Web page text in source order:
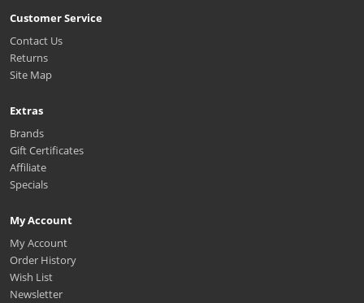
Customer Service
Contact Us
Returns
Site Map
Extras
Brands
Gift Certificates
Affiliate
Specials
My Account
My Account
Order History
Wish List
Newsletter